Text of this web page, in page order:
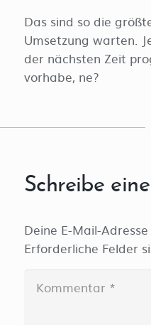
Das sind so die
Umsetzung warten.
der nächsten Zeit
vorhabe, ne?
Schreibe
Deine E-Mail-
Erforderliche Felder